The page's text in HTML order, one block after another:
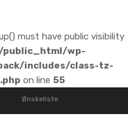
must have public visibility
public_html/wp-
includes/class-tz-
on line 55
Ønskeliste